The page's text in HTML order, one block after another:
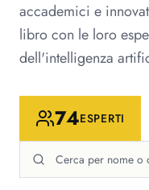
accademici e
libro con le loro
dell'intelligenza
74ESPERTI